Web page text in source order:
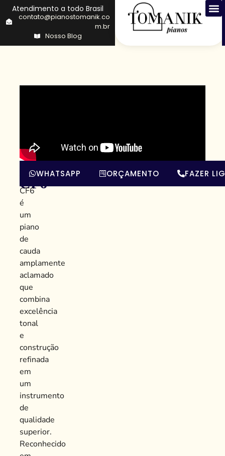
Atendimento a todo Brasil
contato@pianostomanik.co
m.br
Nosso Blog
Yamaha
CF6
Yamaha
CF6
é
um
piano
de
cauda
amplamente
aclamado
que
combina
excelência
tonal
e
construção
refinada
em
um
instrumento
de
qualidade
superior.
Reconhecido
WHATSAPP ORÇAMENTO FAZER